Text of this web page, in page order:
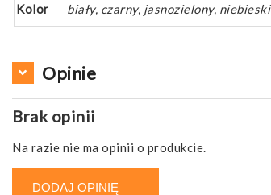
Kolor biały, czarny, jasnozielony, niebieski
Opinie
Brak opinii
Na razie nie ma opinii o produkcie.
DODAJ OPINIĘ